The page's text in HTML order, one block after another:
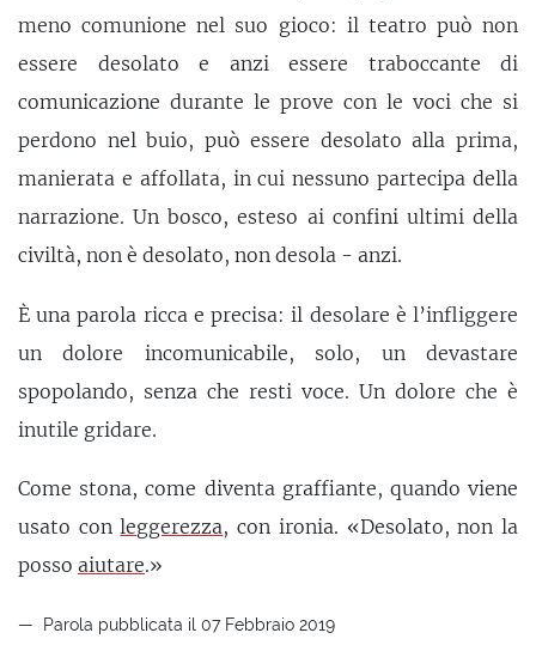
meno comunione nel suo gioco: il teatro può non
essere desolato e anzi essere traboccante di
comunicazione durante le prove con le voci che si
perdono nel buio, può essere desolato alla prima,
manierata e affollata, in cui nessuno partecipa della
narrazione. Un bosco, esteso ai confini ultimi della
civiltà, non è desolato, non desola - anzi.
È una parola ricca e precisa: il desolare è l’infliggere
un dolore incomunicabile, solo, un devastare
spopolando, senza che resti voce. Un dolore che è
inutile gridare.
Come stona, come diventa graffiante, quando viene
usato conleggerezza, con ironia. «Desolato, non la
posso aiutare.»
Parola pubblicata il 07 Febbraio 2019